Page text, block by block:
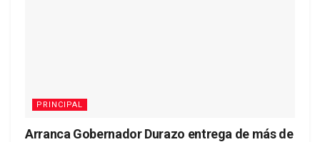
PRINCIPAL
Arranca Gobernador Durazo entrega de más de